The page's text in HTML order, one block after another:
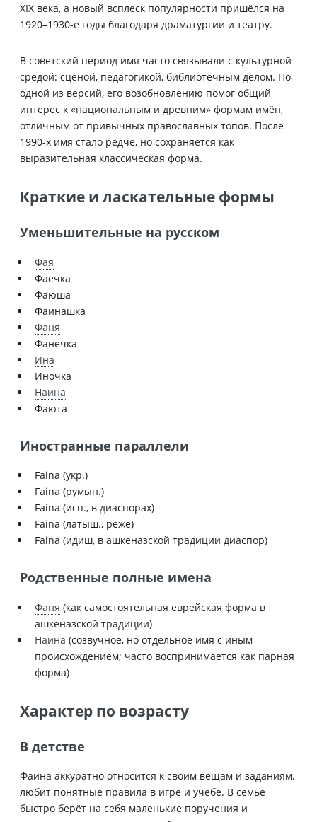
XIX века, а новый всплеск популярности пришёлся на
1920–1930-е годы благодаря драматургии и театру.
В советский период имя часто связывали с культурной
средой: сценой, педагогикой, библиотечным делом. По
одной из версий, его возобновлению помог общий
интерес к «национальным и древним» формам имён,
отличным от привычных православных топов. После
1990-х имя стало редче, но сохраняется как
выразительная классическая форма.
Краткие и ласкательные формы
Уменьшительные на русском
Фая
Фаечка
Фаюша
Фаинашка
Фаня
Фанечка
Ина
Иночка
Наина
Фаюта
Иностранные параллели
Faina (укр.)
Faina (румын.)
Faina (исп., в диаспорах)
Faina (латыш., реже)
Faina (идиш, в ашкеназской традиции диаспор)
Родственные полные имена
Фаня (как самостоятельная еврейская форма в
ашкеназской традиции)
Наина (созвучное, но отдельное имя с иным
происхождением; часто воспринимается как парная
форма)
Характер по возрасту
В детстве
Фаина аккуратно относится к своим вещам и заданиям,
любит понятные правила в игре и учёбе. В семье
быстро берёт на себя маленькие поручения и